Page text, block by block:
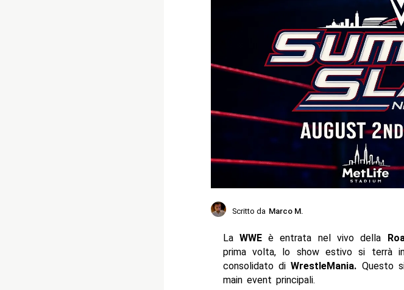
Scritto da Marco M.
La WWEè entrata nel vivo della
prima volta, lo show estivo si terrà
consolidato diWrestleMania. Questo
main event principali.